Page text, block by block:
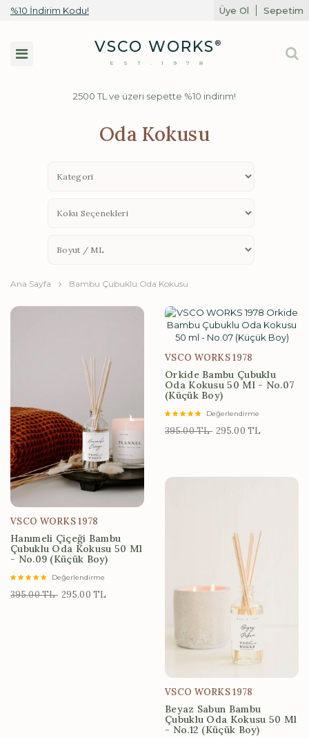
%10 İndirim Kodu! Üye Ol Sepetim
navigation
VSCO WORKS ®
EST.1978
2500 TL ve üzeri sepette %10 indirim!
Oda Kokusu
Ana Sayfa Bambu Çubuklu Oda Kokusu
VSCO WORKS 1978
Hanımeli Çiçeği Bambu
Çubuklu Oda Kokusu 50 Ml
- No.09 (Küçük Boy)
Değerlendirme
395.00 TL 295.00 TL
VSCO WORKS 1978
Orkide Bambu Çubuklu
Oda Kokusu 50 Ml - No.07
(Küçük Boy)
Değerlendirme
395.00 TL 295.00 TL
VSCO WORKS 1978
Beyaz Sabun Bambu
Çubuklu Oda Kokusu 50 Ml
- No.12 (Küçük Boy)